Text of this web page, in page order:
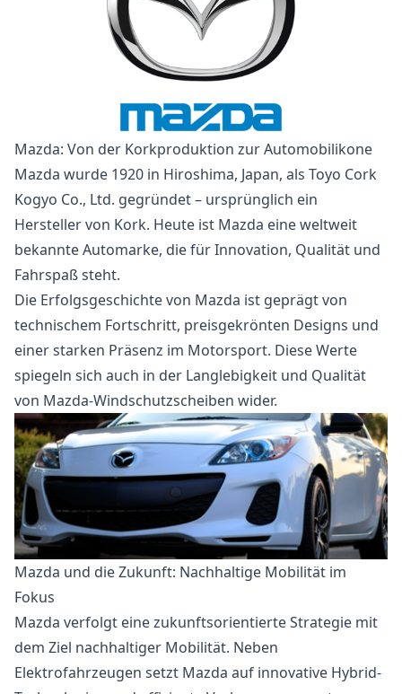
Mazda: Von der Korkproduktion zur Automobilikone
Mazda wurde 1920 in Hiroshima, Japan, als Toyo Cork
Kogyo Co., Ltd. gegründet – ursprünglich ein
Hersteller von Kork. Heute ist Mazda eine weltweit
bekannte Automarke, die für Innovation, Qualität und
Fahrspaß steht.
Die Erfolgsgeschichte von Mazda ist geprägt von
technischem Fortschritt, preisgekrönten Designs und
einer starken Präsenz im Motorsport. Diese Werte
spiegeln sich auch in der Langlebigkeit und Qualität
von Mazda-Windschutzscheiben wider.
Mazda und die Zukunft: Nachhaltige Mobilität im
Fokus
Mazda verfolgt eine zukunftsorientierte Strategie mit
dem Ziel nachhaltiger Mobilität. Neben
Elektrofahrzeugen setzt Mazda auf innovative Hybrid-